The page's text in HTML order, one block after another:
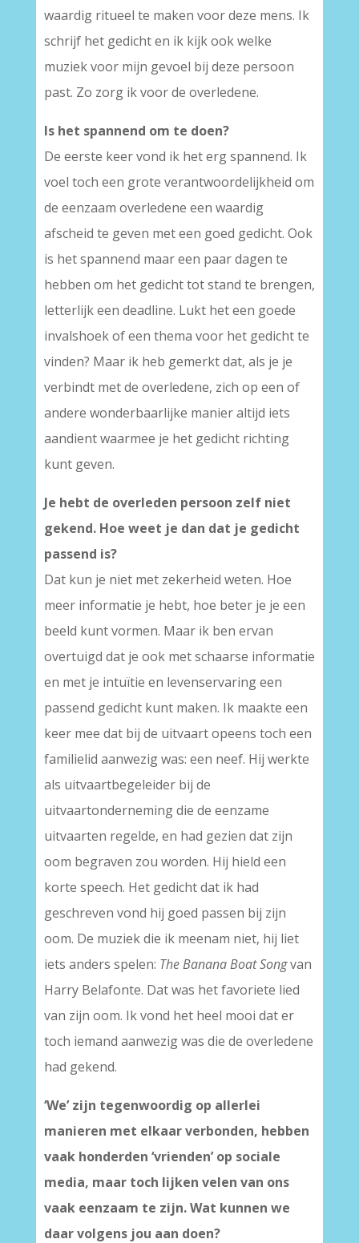
waardig ritueel te maken voor deze mens. Ik
schrijf het gedicht en ik kijk ook welke
muziek voor mijn gevoel bij deze persoon
past. Zo zorg ik voor de overledene.
Is het spannend om te doen?
De eerste keer vond ik het erg spannend. Ik
voel toch een grote verantwoordelijkheid om
de eenzaam overledene een waardig
afscheid te geven met een goed gedicht. Ook
is het spannend maar een paar dagen te
hebben om het gedicht tot stand te brengen,
letterlijk een deadline. Lukt het een goede
invalshoek of een thema voor het gedicht te
vinden? Maar ik heb gemerkt dat, als je je
verbindt met de overledene, zich op een of
andere wonderbaarlijke manier altijd iets
aandient waarmee je het gedicht richting
kunt geven.
Je hebt de overleden persoon zelf niet
gekend. Hoe weet je dan dat je gedicht
passend is?
Dat kun je niet met zekerheid weten. Hoe
meer informatie je hebt, hoe beter je je een
beeld kunt vormen. Maar ik ben ervan
overtuigd dat je ook met schaarse informatie
en met je intuïtie en levenservaring een
passend gedicht kunt maken. Ik maakte een
keer mee dat bij de uitvaart opeens toch een
familielid aanwezig was: een neef. Hij werkte
als uitvaartbegeleider bij de
uitvaartonderneming die de eenzame
uitvaarten regelde, en had gezien dat zijn
oom begraven zou worden. Hij hield een
korte speech. Het gedicht dat ik had
geschreven vond hij goed passen bij zijn
oom. De muziek die ik meenam niet, hij liet
iets anders spelen: The Banana Boat Songvan
Harry Belafonte. Dat was het favoriete lied
van zijn oom. Ik vond het heel mooi dat er
toch iemand aanwezig was die de overledene
had gekend.
‘We’ zijn tegenwoordig op allerlei
manieren met elkaar verbonden, hebben
vaak honderden ‘vrienden’ op sociale
media, maar toch lijken velen van ons
vaak eenzaam te zijn. Wat kunnen we
daar volgens jou aan doen?